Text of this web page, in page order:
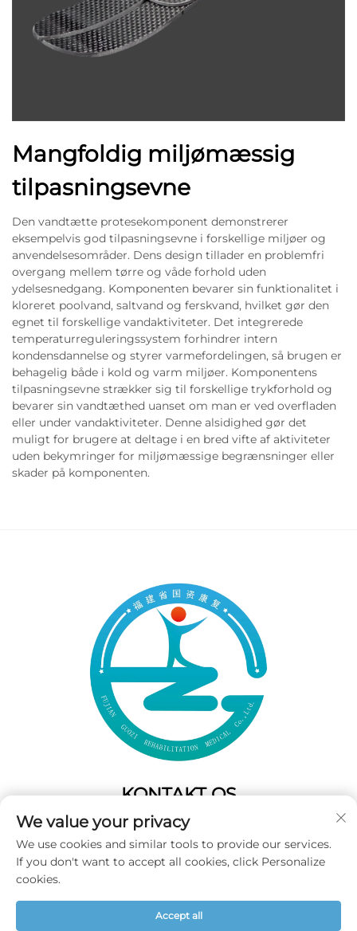
Mangfoldig miljømæssig
tilpasningsevne
Den vandtætte protesekomponent demonstrerer
eksempelvis god tilpasningsevne i forskellige miljøer og
anvendelsesområder. Dens design tillader en problemfri
overgang mellem tørre og våde forhold uden
ydelsesnedgang. Komponenten bevarer sin funktionalitet i
kloreret poolvand, saltvand og ferskvand, hvilket gør den
egnet til forskellige vandaktiviteter. Det integrerede
temperaturreguleringssystem forhindrer intern
kondensdannelse og styrer varmefordelingen, så brugen er
behagelig både i kold og varm miljøer. Komponentens
tilpasningsevne strækker sig til forskellige trykforhold og
bevarer sin vandtæthed uanset om man er ved overfladen
eller under vandaktiviteter. Denne alsidighed gør det
muligt for brugere at deltage i en bred vifte af aktiviteter
uden bekymringer for miljømæssige begrænsninger eller
skader på komponenten.
KONTAKT OS
Add: 50 Gaofeng South Lane,West GateFuzhou,Fujian,Kina
Tel:+86-19859128239
E-mail:
We value your privacy
We use cookies and similar tools to provide our services.
If you don't want to accept all cookies, click Personalize
cookies.
Accept all